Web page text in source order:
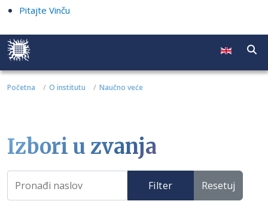
Pitajte Vinču
Početna O institutu Naučno veće
Izbori u zvanja
Filter Resetuj